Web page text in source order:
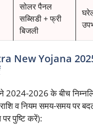
सोलर पैनल
सब्सिडी + फ्री
बिजली
New Yojana
ने 2024-2026 के बीच
(राशि व नियम समय-समय पर
पुष्टि करें):